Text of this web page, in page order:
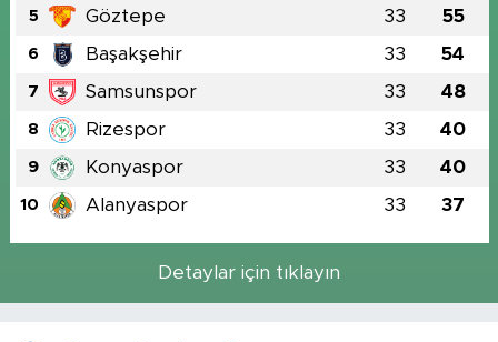
5 Göztepe 33 55
6 Başakşehir 33 54
7 Samsunspor 33 48
8 Rizespor 33 40
9 Konyaspor 33 40
10 Alanyaspor 33 37
Detaylar için tıklayın